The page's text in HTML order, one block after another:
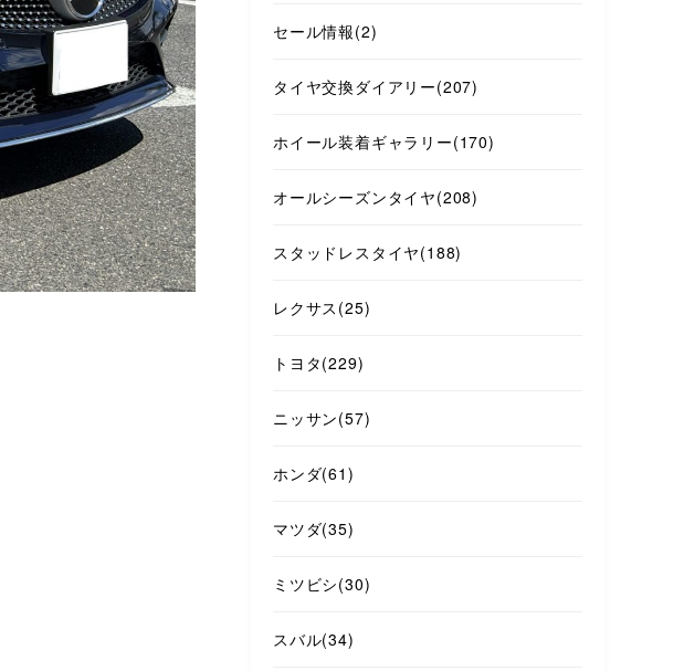
セール情報(2)
タイヤ交換ダイアリー(207)
ホイール装着ギャラリー(170)
オールシーズンタイヤ(208)
スタッドレスタイヤ(188)
レクサス (25)
トヨタ(229)
ニッサン(57)
ホンダ(61)
マツダ(35)
ミツビシ(30)
スバル(34)